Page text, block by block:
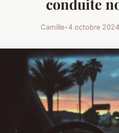
conduite
Camille•4 octobre 2024